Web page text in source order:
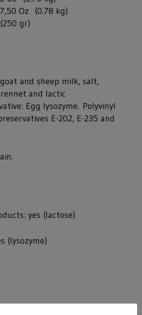
Oz (0.78 kg)
gr)
and sheep milk, salt,
and lactic
Egg lysozyme. Polyvinyl
E-202, E-235 and
yes (lactose)
(lysozyme)